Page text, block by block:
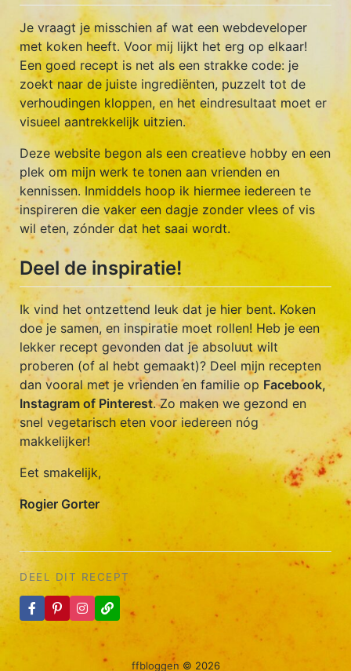
Je vraagt je misschien af wat een webdeveloper
met koken heeft. Voor mij lijkt het erg op elkaar!
Een goed recept is net als een strakke code: je
zoekt naar de juiste ingrediënten, puzzelt tot de
verhoudingen kloppen, en het eindresultaat moet er
visueel aantrekkelijk uitzien.
Deze website begon als een creatieve hobby en een
plek om mijn werk te tonen aan vrienden en
kennissen. Inmiddels hoop ik hiermee iedereen te
inspireren die vaker een dagje zonder vlees of vis
wil eten, zónder dat het saai wordt.
Deel de inspiratie!
Ik vind het ontzettend leuk dat je hier bent. Koken
doe je samen, en inspiratie moet rollen! Heb je een
lekker recept gevonden dat je absoluut wilt
proberen (of al hebt gemaakt)? Deel mijn recepten
dan vooral met je vrienden en familie op Facebook,
Instagram of Pinterest. Zo maken we gezond en
snel vegetarisch eten voor iedereen nóg
makkelijker!
Eet smakelijk,
Rogier Gorter
DEEL DIT RECEPT
ffbloggen © 2026